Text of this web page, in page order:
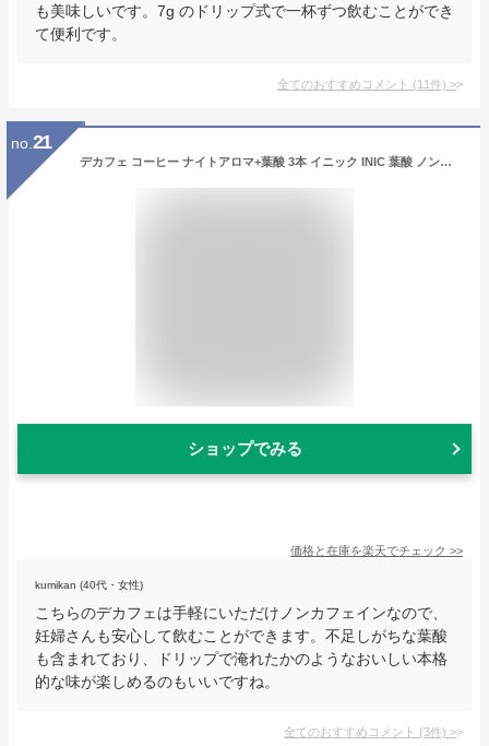
も美味しいです。7g のドリップ式で一杯ずつ飲むことができ
て便利です。
全てのおすすめコメント (11件) >
no. 21
デカフェ コーヒー ナイトアロマ+葉酸 3本 イニック INIC 葉酸 ノンカフェイン カフェインレス 高級パウダーコーヒー インスタント ギフト 妊婦 妊活 産後
ショップでみる
価格と在庫を楽天でチェック >>
kumikan (40代・女性)
こちらのデカフェは手軽にいただけノンカフェインなので、
妊婦さんも安心して飲むことができます。不足しがちな葉酸
も含まれており、ドリップで淹れたかのようなおいしい本格
的な味が楽しめるのもいいですね。
全てのおすすめコメント (3件) >